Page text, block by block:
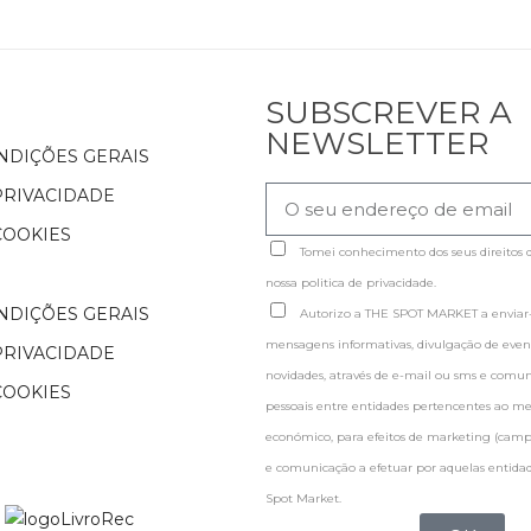
GERAIS
GERAIS
SUBSCREVER A
NEWSLETTER
Tomei conhecimento dos seus direitos
nossa politica de privacidade.
Autorizo a THE SPOT MARKET a
mensagens informativas, divulgação de
novidades, através de e-mail ou sms e
pessoais entre entidades pertencentes ao
económico, para efeitos de marketing
e comunicação a efetuar por aquelas
Spot Market.